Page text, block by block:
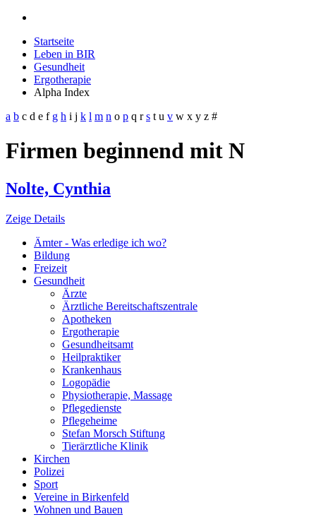
Startseite
Leben in BIR
Gesundheit
Ergotherapie
Alpha Index
a b c d e f g h i j k l m n o p q r s t u v w x y z #
Firmen beginnend mit N
Nolte, Cynthia
Zeige Details
Ämter - Was erledige ich wo?
Bildung
Freizeit
Gesundheit
Ärzte
Ärztliche Bereitschaftszentrale
Apotheken
Ergotherapie
Gesundheitsamt
Heilpraktiker
Krankenhaus
Logopädie
Physiotherapie, Massage
Pflegedienste
Pflegeheime
Stefan Morsch Stiftung
Tierärztliche Klinik
Kirchen
Polizei
Sport
Vereine in Birkenfeld
Wohnen und Bauen